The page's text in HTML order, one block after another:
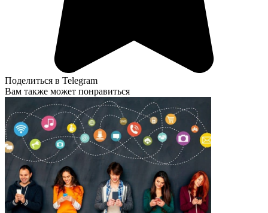
Поделиться в Telegram
Вам также может понравиться